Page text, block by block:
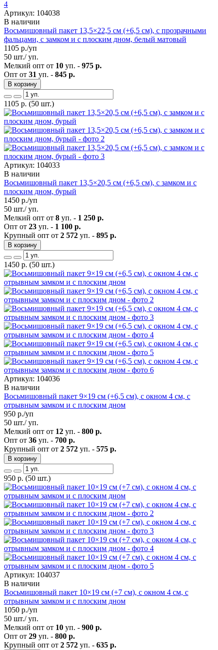
Артикул: 104038
В наличии
Восьмишовный пакет 13,5×22,5 см (+6,5 см), с прозрачными
фальцами, с замком и с плоским дном, белый матовый
1105 р./уп
50 шт./ уп.
Мелкий опт от 10 уп. - 975 р.
Опт от 31 уп. - 845 р.
В корзину
1105 р. (50 шт.)
Артикул: 104033
В наличии
Восьмишовный пакет 13,5×20,5 см (+6,5 см), с замком и с
плоским дном, бурый
1450 р./уп
50 шт./ уп.
Мелкий опт от 8 уп. - 1 250 р.
Опт от 23 уп. - 1 100 р.
Крупный опт от 2 572 уп. - 895 р.
В корзину
1450 р. (50 шт.)
Артикул: 104036
В наличии
Восьмишовный пакет 9×19 см (+6,5 см), с окном 4 см, с
отрывным замком и с плоским дном
950 р./уп
50 шт./ уп.
Мелкий опт от 12 уп. - 800 р.
Опт от 36 уп. - 700 р.
Крупный опт от 2 572 уп. - 575 р.
В корзину
950 р. (50 шт.)
Артикул: 104037
В наличии
Восьмишовный пакет 10×19 см (+7 см), с окном 4 см, с
отрывным замком и с плоским дном
1050 р./уп
50 шт./ уп.
Мелкий опт от 10 уп. - 900 р.
Опт от 29 уп. - 800 р.
Крупный опт от 2 572 уп. - 635 р.